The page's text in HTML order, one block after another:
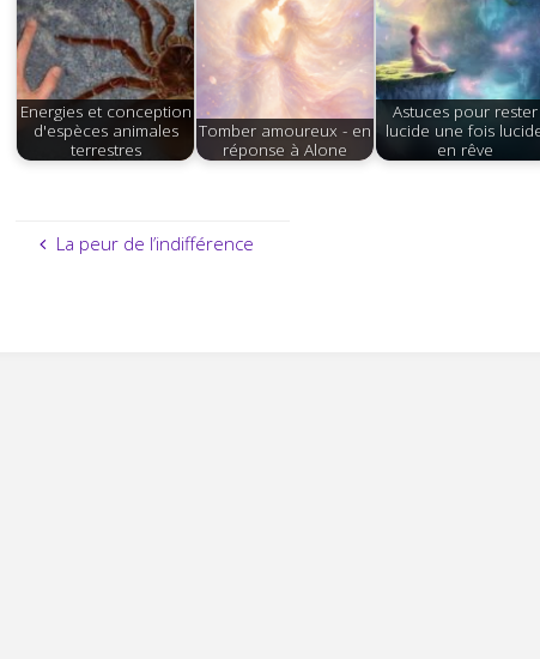
Energies et conception
d'espèces animales
terrestres
Tomber amoureux - en
réponse à Alone
Astuces pour rester
lucide une fois
en rêve
La peur de l’indifférence